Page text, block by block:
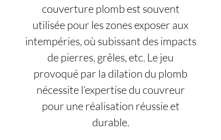
couverture plomb est souvent
utilisée pour les zones exposer aux
intempéries, où subissant des impacts
de pierres, grêles, etc. Le jeu
provoqué par la dilation du plomb
nécessite l’expertise du couvreur
pour une réalisation réussie et
durable.